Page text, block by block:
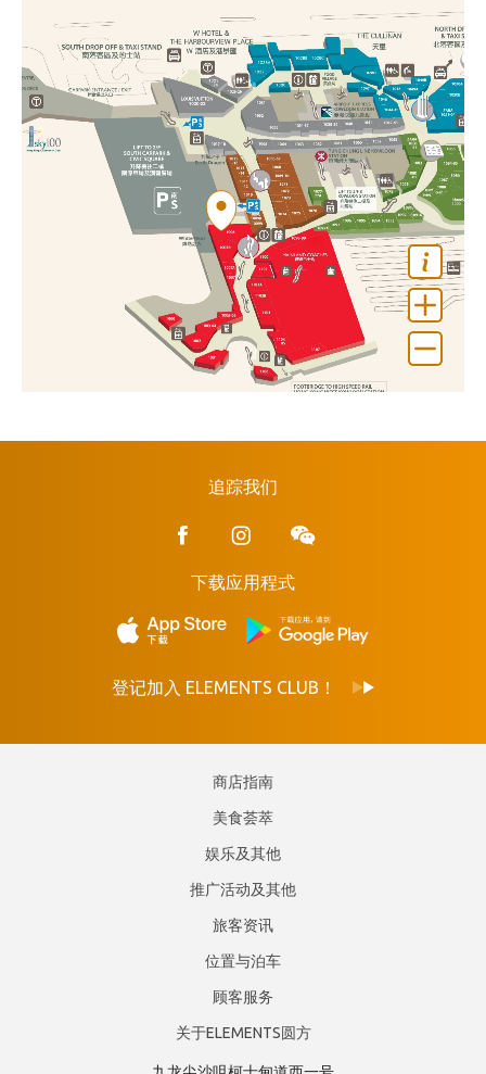
追踪我们
下载应用程式
登记加入 ELEMENTS CLUB！
商店指南
美食荟萃
娱乐及其他
推广活动及其他
旅客资讯
位置与泊车
顾客服务
关于ELEMENTS圆方